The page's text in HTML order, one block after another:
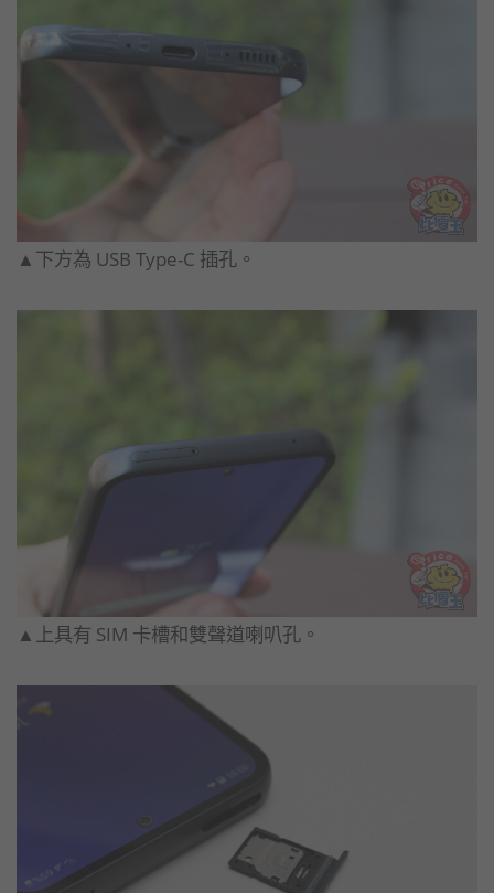
▲下方為 USB Type-C 插孔。
▲上具有 SIM 卡槽和雙聲道喇叭孔。